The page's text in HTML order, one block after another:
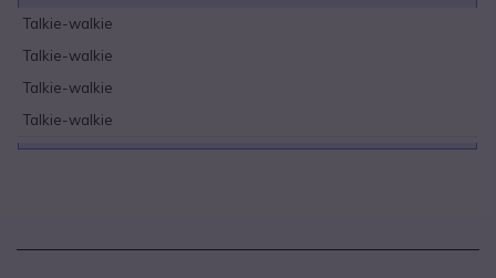
Talkie-walkie
Talkie-walkie
Talkie-walkie
Talkie-walkie